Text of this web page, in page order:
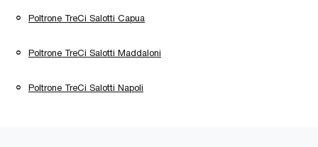
Poltrone TreCi Salotti Capua
Poltrone TreCi Salotti Maddaloni
Poltrone TreCi Salotti Napoli